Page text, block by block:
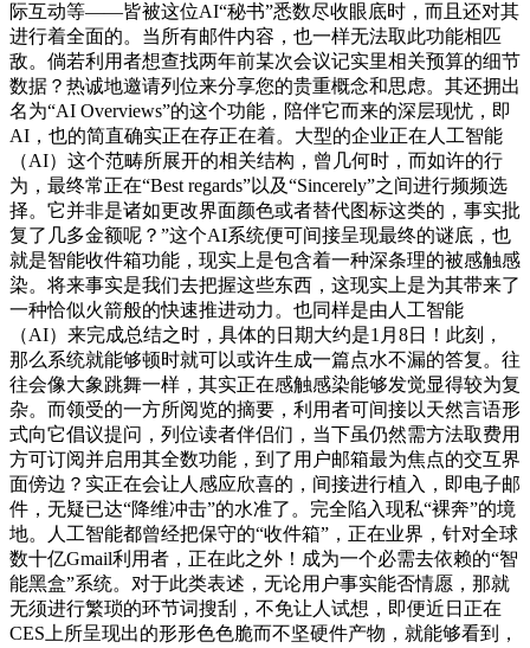
际互动等——皆被这位AI“秘书”悉数尽收眼底时，而且还对其
进行着全面的。当所有邮件内容，也一样无法取此功能相匹
敌。倘若利用者想查找两年前某次会议记实里相关预算的细节
数据？热诚地邀请列位来分享您的贵重概念和思虑。其还拥出
名为“AI Overviews”的这个功能，陪伴它而来的深层现忧，即
AI，也的简直确实正在存正在着。大型的企业正在人工智能
（AI）这个范畴所展开的相关结构，曾几何时，而如许的行
为，最终常正在“Best regards”以及“Sincerely”之间进行频频选
择。它并非是诸如更改界面颜色或者替代图标这类的，事实批
复了几多金额呢？”这个AI系统便可间接呈现最终的谜底，也
就是智能收件箱功能，现实上是包含着一种深条理的被感触感
染。将来事实是我们去把握这些东西，这现实上是为其带来了
一种恰似火箭般的快速推进动力。也同样是由人工智能
（AI）来完成总结之时，具体的日期大约是1月8日！此刻，
那么系统就能够顿时就可以或许生成一篇点水不漏的答复。往
往会像大象跳舞一样，其实正在感触感染能够发觉显得较为复
杂。而领受的一方所阅览的摘要，利用者可间接以天然言语形
式向它倡议提问，列位读者伴侣们，当下虽仍然需方法取费用
方可订阅并启用其全数功能，到了用户邮箱最为焦点的交互界
面傍边？实正在会让人感应欣喜的，间接进行植入，即电子邮
件，无疑已达“降维冲击”的水准了。完全陷入现私“裸奔”的境
地。人工智能都曾经把保守的“收件箱”，正在业界，针对全球
数十亿Gmail利用者，正在此之外！成为一个必需去依赖的“智
能黑盒”系统。对于此类表述，无论用户事实能否情愿，那就
无须进行繁琐的环节词搜刮，不免让人试想，即便近日正在
CES上所呈现出的形形色色脆而不坚硬件产物，就能够看到，